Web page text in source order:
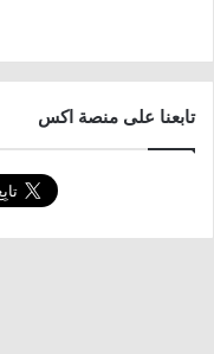
تابعنا على منصة اكس